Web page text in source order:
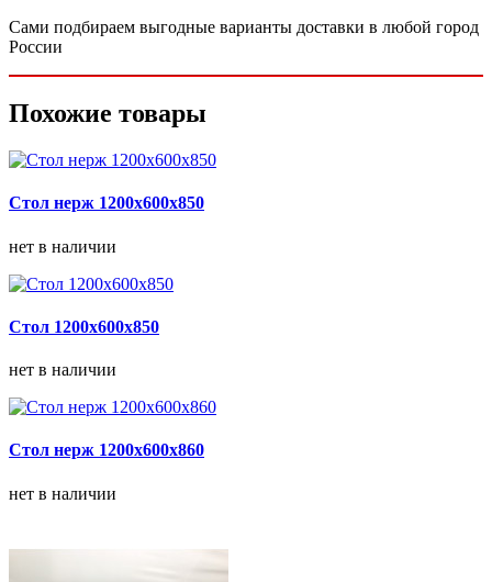
Сами подбираем выгодные варианты доставки в любой город
России
Похожие товары
Стол нерж 1200х600х850
нет в наличии
Стол 1200х600х850
нет в наличии
Стол нерж 1200х600х860
нет в наличии